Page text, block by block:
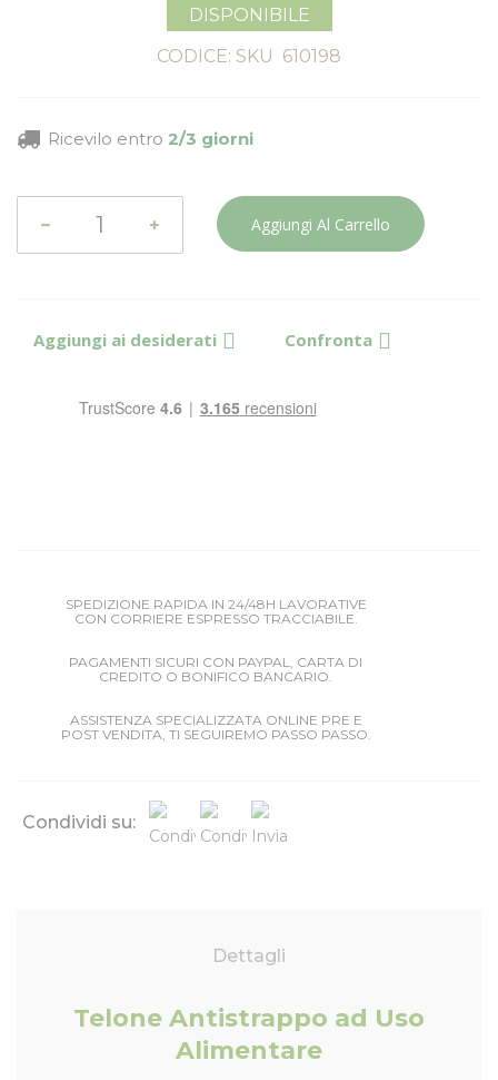
DISPONIBILE
CODICE: SKU 610198
Ricevilo entro 2/3 giorni
Aggiungi Al Carrello
Aggiungi ai desiderati Confronta
SPEDIZIONE RAPIDA IN 24/48H LAVORATIVE
CON CORRIERE ESPRESSO TRACCIABILE.
PAGAMENTI SICURI CON PAYPAL, CARTA DI
CREDITO O BONIFICO BANCARIO.
ASSISTENZA SPECIALIZZATA ONLINE PRE E
POST VENDITA, TI SEGUIREMO PASSO PASSO.
Condividi su:
Dettagli
Telone Antistrappo ad Uso
Alimentare